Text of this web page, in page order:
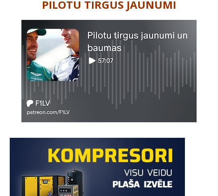
PILOTU TIRGUS JAUNUMI